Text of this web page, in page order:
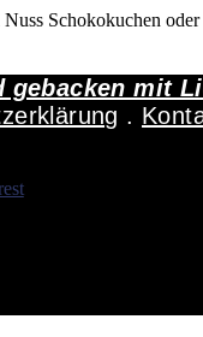
Schokokuchen
gebacken mit
.